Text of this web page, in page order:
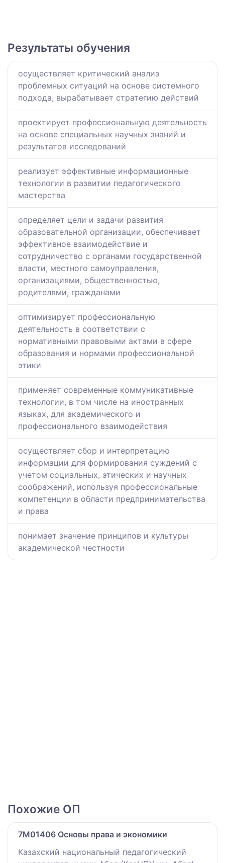
Результаты обучения
осуществляет критический анализ
проблемных ситуаций на основе системного
подхода, вырабатывает стратегию действий
проектирует профессиональную деятельность
на основе специальных научных знаний и
результатов исследований
реализует эффективные информационные
технологии в развитии педагогического
мастерства
определяет цели и задачи развития
образовательной организации, обеспечивает
эффективное взаимодействие и
сотрудничество с органами государственной
власти, местного самоуправления,
организациями, общественностью,
родителями, гражданами
оптимизирует профессиональную
деятельность в соответствии с
нормативными правовыми актами в сфере
образования и нормами профессиональной
этики
применяет современные коммуникативные
технологии, в том числе на иностранных
языках, для академического и
профессионального взаимодействия
осуществляет сбор и интерпретацию
информации для формирования суждений с
учетом социальных, этических и научных
соображений, используя профессиональные
компетенции в области предпринимательства
и права
понимает значение принципов и культуры
академической честности
Похожие ОП
7M01406 Основы права и экономики
Казахский национальный педагогический